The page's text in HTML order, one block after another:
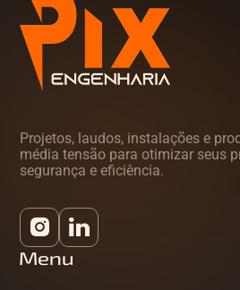
Projetos, laudos, instalações e
média tensão para otimizar seus
segurança e eficiência.
Menu